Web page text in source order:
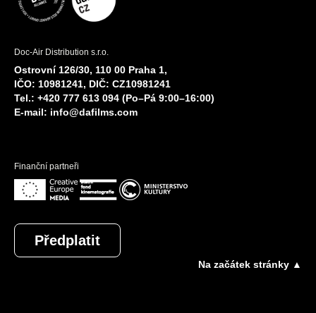
Doc-Air Distribution s.r.o.
Ostrovní 126/30, 110 00 Praha 1,
IČO: 10981241, DIČ: CZ10981241
Tel.: +420 777 613 094 (Po–Pá 9:00–16:00)
E-mail: info@dafilms.com
Finanční partneři
Předplatit
Na začátek stránky ▲